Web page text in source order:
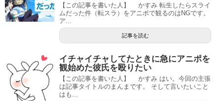
【この記事を書いた人】 かすみ 転生したらスライ
ムだった件（転スラ）をアニポで観るのはNGです。
ア...
記事を読む
イチャイチャしてたときに急にアニポを
観始めた彼氏を殴りたい
【この記事を書いた人】 かすみ はい。今回の主張
は記事タイトルのまんまです。 そして言いたいこと
はも...